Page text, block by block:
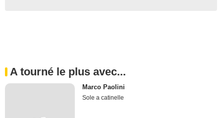
A tourné le plus avec...
Marco Paolini
Sole a catinelle